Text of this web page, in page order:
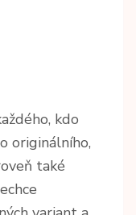
kdo
originálního,
také